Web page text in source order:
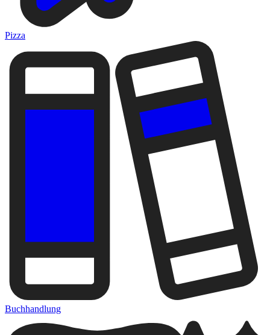
Pizza
Buchhandlung